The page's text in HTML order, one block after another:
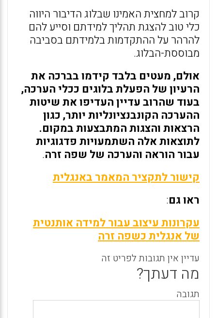
קרוב למחצית האמינו שבלוג הדיבור היווה
כלי טוב להצגת תהליך למידתם וסייע להם
להרהר על ההתקדמות בלמידתם בסביבה
מבוססת-הבלוג.
אולם, מעטים בלבד קידמו בברכה את
הרעיון של הפעלת בלוגים ככלי הערכה,
בעוד שהרוב עדיין העדיפו את שיטות
ההערכה הקונבנציונליות יותר, כגון
הרצאות והצגות המתבצעות במקום.
לתוצאות אלה השתמעויות פדגוגיות
עבור הוראה והערכה של שפה זרה.
קישור לתקציר המאמר באנגלית
ראו גם:
עקרונות עיצוב עבור למידה אותנטית
של אנגלית כשפה זרה
עדיין אין תגובות לפריט זה
מה דעתך?
תגובה